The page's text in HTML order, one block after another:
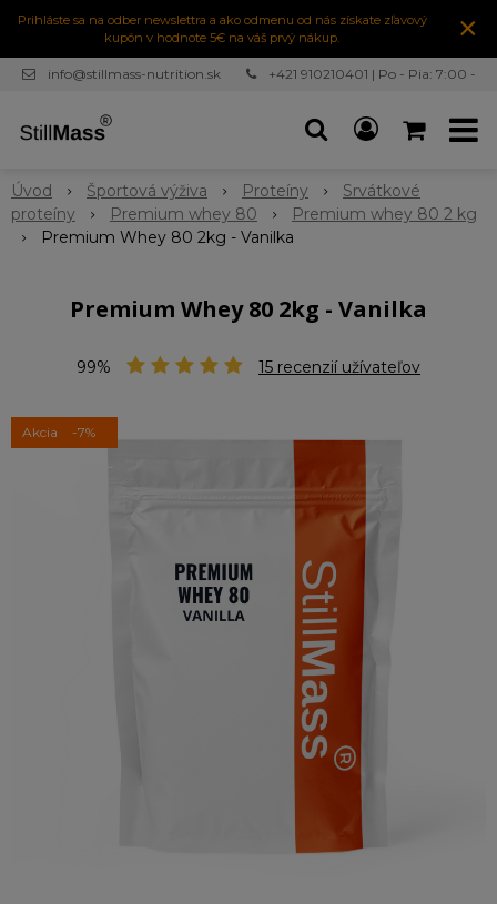
Prihláste sa na odber newslettra a ako odmenu od nás získate zľavový
kupón v hodnote 5€ na váš prvý nákup.
×
info@stillmass-nutrition.sk
+421 910210401 | Po - Pia: 7:00 -
Úvod Športová výživa Proteíny
Srvátkové
proteíny
Premium whey 80
Premium whey 80 2 kg
Premium Whey 80 2kg - Vanilka
Premium Whey 80 2kg - Vanilka
99% 15 recenzií užívateľov
Akcia -7%